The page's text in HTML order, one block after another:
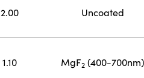
2.00 Uncoated
1.10 MgF2(400-700nm)